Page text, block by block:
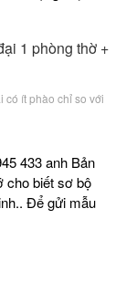
có ít phào chỉ so với
433 anh Bản
cho biết sơ bộ
Để gửi mẫu